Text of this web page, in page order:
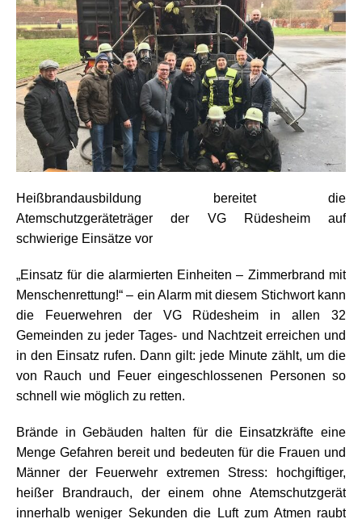
Heißbrandausbildung bereitet die
Atemschutzgeräteträger der VG Rüdesheim auf
schwierige Einsätze vor
„Einsatz für die alarmierten Einheiten – Zimmerbrand mit
Menschenrettung!“ – ein Alarm mit diesem Stichwort kann
die Feuerwehren der VG Rüdesheim in allen 32
Gemeinden zu jeder Tages- und Nachtzeit erreichen und
in den Einsatz rufen. Dann gilt: jede Minute zählt, um die
von Rauch und Feuer eingeschlossenen Personen so
schnell wie möglich zu retten.
Brände in Gebäuden halten für die Einsatzkräfte eine
Menge Gefahren bereit und bedeuten für die Frauen und
Männer der Feuerwehr extremen Stress: hochgiftiger,
heißer Brandrauch, der einem ohne Atemschutzgerät
innerhalb weniger Sekunden die Luft zum Atmen raubt